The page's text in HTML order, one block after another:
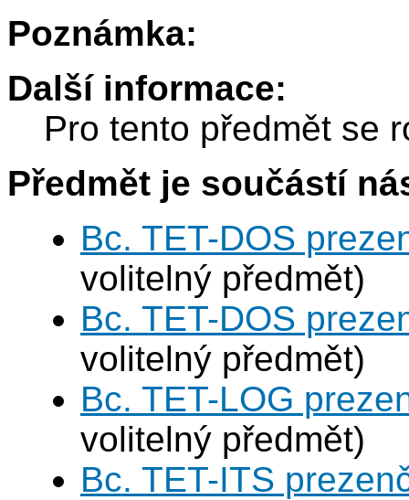
Poznámka:
Další informace:
Pro tento předmět se
Předmět je součástí
Bc. TET-DOS
volitelný předmět)
Bc. TET-DOS
volitelný předmět)
Bc. TET-LOG
volitelný předmět)
Bc. TET-ITS